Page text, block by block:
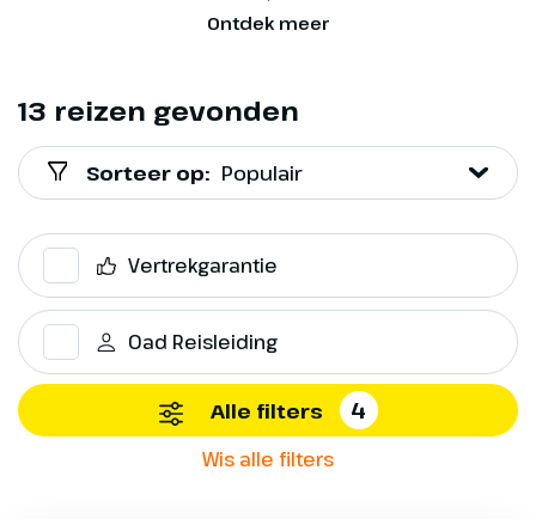
Ontdek meer
13 reizen gevonden
Sorteer op: Populair
Vertrekgarantie
Oad Reisleiding
Alle filters 4
Wis alle filters